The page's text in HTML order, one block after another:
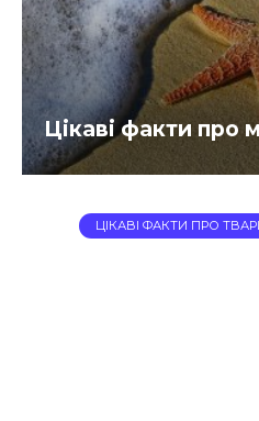
Цікаві факти про
ЦІКАВІ ФАКТИ ПРО